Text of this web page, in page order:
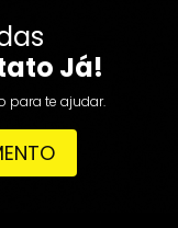
Já!
para te ajudar.